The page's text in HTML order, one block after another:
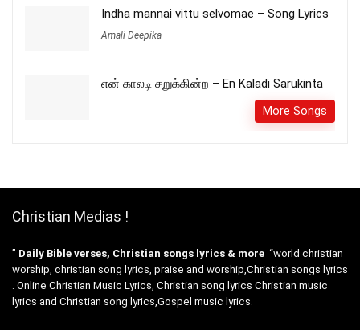
Indha mannai vittu selvomae – Song Lyrics
Amali Deepika
என் காலடி சறுக்கின்ற – En Kaladi Sarukinta
More Songs
Christian Medias !
” Daily Bible verses, Christian songs lyrics & more “world christian
worship, christian song lyrics, praise and worship,Christian songs lyrics
. Online Christian Music Lyrics, Christian song lyrics Christian music
lyrics and Christian song lyrics,Gospel music lyrics.